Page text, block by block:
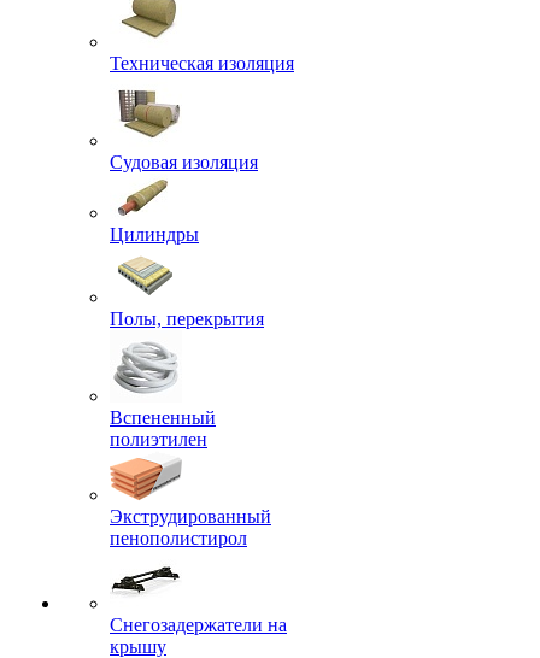
Техническая изоляция
Судовая изоляция
Цилиндры
Полы, перекрытия
Вспененный
полиэтилен
Экструдированный
пенополистирол
Снегозадержатели на
крышу